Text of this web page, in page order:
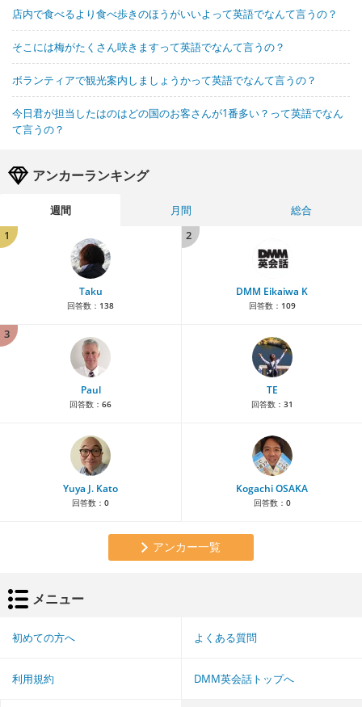
店内で食べるより食べ歩きのほうがいいよって英語でなんて言うの？
そこには梅がたくさん咲きますって英語でなんて言うの？
ボランティアで観光案内しましょうかって英語でなんて言うの？
今日君が担当したはのはどの国のお客さんが1番多い？って英語でなん
て言うの？
アンカーランキング
週間 月間
総合
1
Taku
回答数： 138
2
DMM Eikaiwa K
回答数： 109
3
Paul
回答数： 66
TE
回答数： 31
Yuya J. Kato
回答数： 0
Kogachi OSAKA
回答数： 0
アンカー一覧
メニュー
初めての方へ よくある質問
利用規約 DMM英会話トップへ